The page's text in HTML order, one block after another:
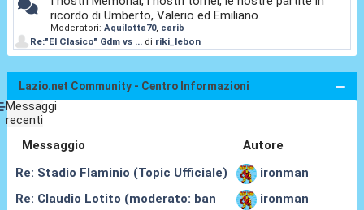
ricordo di Umberto, Valerio ed Emiliano.
Moderatori:Aquilotta70, carib
Re:"El Clasico" Gdm vs ... di riki_lebon
Lazio.net Community - Centro Informazioni
Messaggi
recenti
Messaggio
Autore
Re: Stadio Flaminio (Topic Ufficiale)
ironman
Re: Claudio Lotito (moderato: ban
ironman